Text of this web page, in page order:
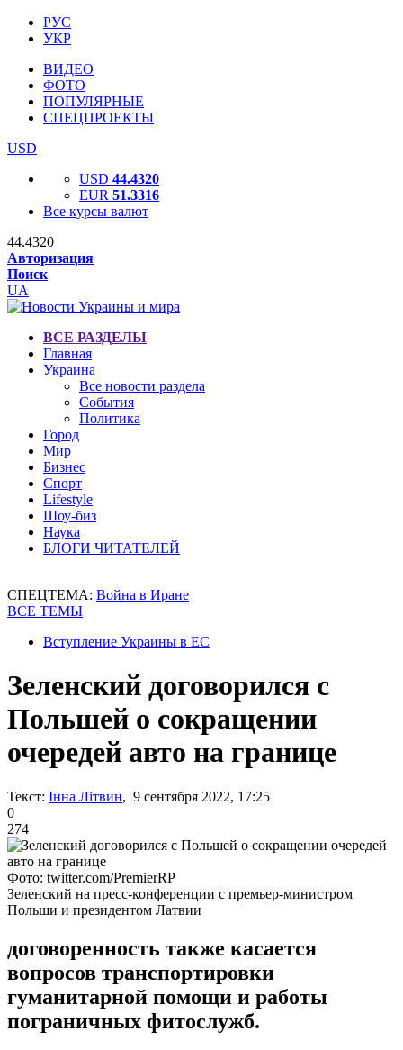
РУС
УКР
ВИДЕО
ФОТО
ПОПУЛЯРНЫЕ
СПЕЦПРОЕКТЫ
USD
USD 44.4320
EUR 51.3316
Все курсы валют
44.4320
Авторизация
Поиск
UA
ВСЕ РАЗДЕЛЫ
Главная
Украина
Все новости раздела
События
Политика
Город
Мир
Бизнес
Спорт
Lifestyle
Шоу-биз
Наука
БЛОГИ ЧИТАТЕЛЕЙ
СПЕЦТЕМА: Война в Иране
ВСЕ ТЕМЫ
Вступление Украины в ЕС
Зеленский договорился с
Польшей о сокращении
очередей авто на границе
Текст: Інна Літвин, 9 сентября 2022, 17:25
0
274
Фото: twitter.com/PremierRP
Зеленский на пресс-конференции с премьер-министром
Польши и президентом Латвии
договоренность также касается
вопросов транспортировки
гуманитарной помощи и работы
пограничных фитослужб.